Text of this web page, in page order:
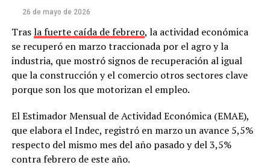
26 de mayo de 2026
Trasla fuerte caída de febrero, la actividad económica
se recuperó en marzo traccionada por el agro y la
industria, que mostró signos de recuperación al igual
que la construcción y el comercio otros sectores clave
porque son los que motorizan el empleo.
El Estimador Mensual de Actividad Económica (EMAE),
que elabora el Indec, registró en marzo un avance 5,5%
respecto del mismo mes del año pasado y del 3,5%
contra febrero de este año.